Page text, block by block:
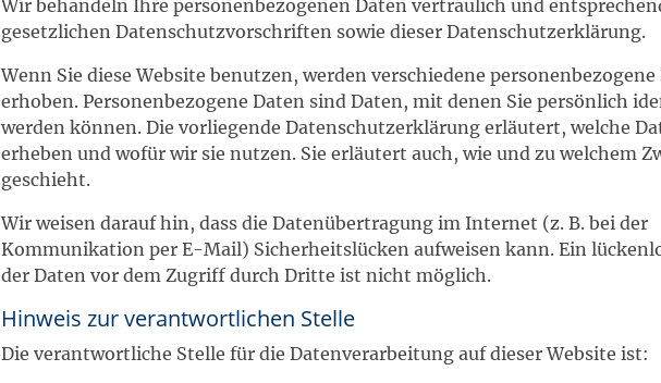
Wir behandeln Ihre personenbezogenen Daten vertraulich und
gesetzlichen Datenschutzvorschriften sowie dieser Datenschutzerklärung.
Wenn Sie diese Website benutzen, werden verschiedene personenbezogene
erhoben. Personenbezogene Daten sind Daten, mit denen Sie persönlich
werden können. Die vorliegende Datenschutzerklärung erläutert, welche
erheben und wofür wir sie nutzen. Sie erläutert auch, wie und zu welchem
geschieht.
Wir weisen darauf hin, dass die Datenübertragung im Internet (z. B. bei der
Kommunikation per E-Mail) Sicherheitslücken aufweisen kann. Ein
der Daten vor dem Zugriff durch Dritte ist nicht möglich.
Hinweis zur verantwortlichen Stelle
Die verantwortliche Stelle für die Datenverarbeitung auf dieser Website ist: